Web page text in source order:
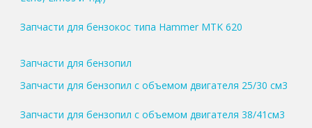
Запчасти для бензокос типа Hammer MTK 620
Запчасти для бензопил
Запчасти для бензопил с объемом двигателя 25/30 см3
Запчасти для бензопил с объемом двигателя 38/41см3